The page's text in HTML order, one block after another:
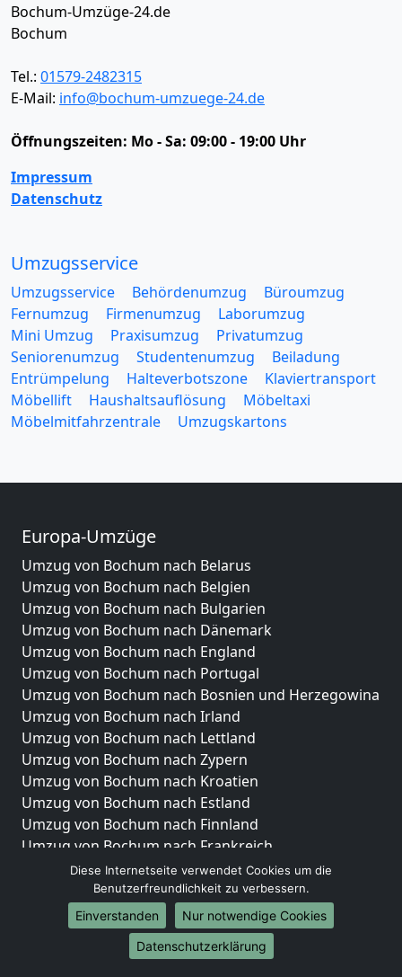
Bochum-Umzüge-24.de
Bochum
Tel.: 01579-2482315
E-Mail: info@bochum-umzuege-24.de
Öffnungszeiten: Mo - Sa: 09:00 - 19:00 Uhr
Impressum
Datenschutz
Umzugsservice
Umzugsservice Behördenumzug
Büroumzug
Fernumzug
Firmenumzug
Laborumzug
Mini Umzug
Praxisumzug
Privatumzug
Seniorenumzug
Studentenumzug
Beiladung
Entrümpelung
Halteverbotszone
Klaviertransport
Möbellift
Haushaltsauflösung
Möbeltaxi
Möbelmitfahrzentrale
Umzugskartons
Europa-Umzüge
Umzug von Bochum nach Belarus
Umzug von Bochum nach Belgien
Umzug von Bochum nach Bulgarien
Umzug von Bochum nach Dänemark
Umzug von Bochum nach England
Umzug von Bochum nach Portugal
Umzug von Bochum nach Bosnien und Herzegowina
Umzug von Bochum nach Irland
Umzug von Bochum nach Lettland
Umzug von Bochum nach Zypern
Umzug von Bochum nach Kroatien
Umzug von Bochum nach Estland
Umzug von Bochum nach Finnland
Umzug von Bochum nach Frankreich
Umzug von Bochum nach Griechenland
Umzug von Bochum nach Italien
Umzug von Bochum nach Liechtenstein
Umzug von Bochum nach Luxemburg
Umzug von Bochum nach Niederlande
Diese Internetseite verwendet Cookies um die
Benutzerfreundlichkeit zu verbessern.
Einverstanden
Nur notwendige Cookies
Datenschutzerklärung